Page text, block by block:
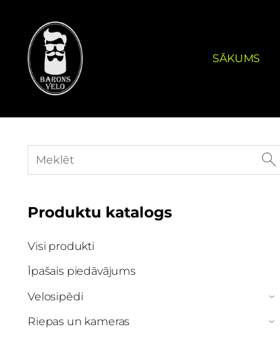
SĀKUMS
Produktu katalogs
Visi produkti
Īpašais piedāvājums
Velosipēdi
›
Riepas un kameras ›